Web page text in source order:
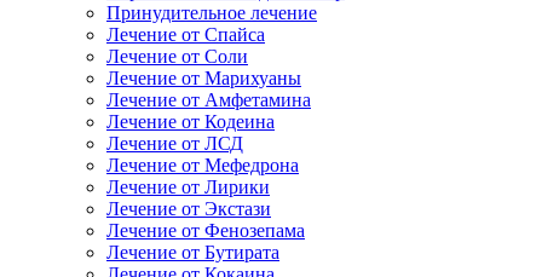
Принудительное лечение
Лечение от Спайса
Лечение от Соли
Лечение от Марихуаны
Лечение от Амфетамина
Лечение от Кодеина
Лечение от ЛСД
Лечение от Мефедрона
Лечение от Лирики
Лечение от Экстази
Лечение от Фенозепама
Лечение от Бутирата